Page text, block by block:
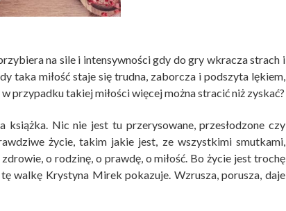
na sile i intensywności gdy do gry wkracza strach i
taka miłość staje się trudna, zaborcza i podszyta lękiem,
przypadku takiej miłości więcej można stracić niż zyskać?
Nic nie jest tu przerysowane, przesłodzone czy
życie, takim jakie jest, ze wszystkimi smutkami,
o rodzinę, o prawdę, o miłość. Bo życie jest trochę
walkę Krystyna Mirek pokazuje. Wzrusza, porusza, daje